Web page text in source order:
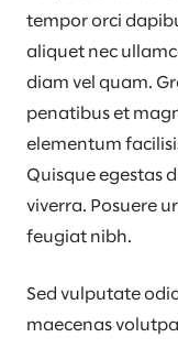
tempor orci
aliquet nec
diam vel quam.
penatibus et
elementum
Quisque egestas
viverra. Posuere
feugiat nibh.
Sed vulputate
maecenas